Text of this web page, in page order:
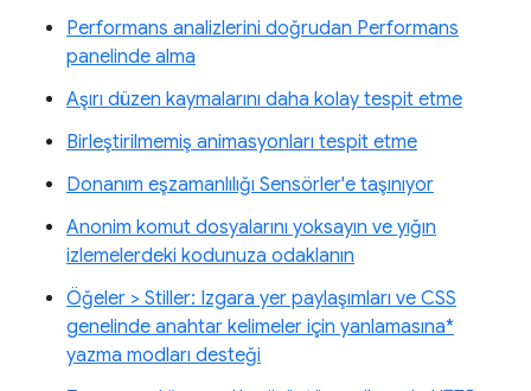
Performans analizlerini doğrudan Performans
panelinde alma
Aşırı düzen kaymalarını daha kolay tespit etme
Birleştirilmemiş animasyonları tespit etme
Donanım eşzamanlılığı Sensörler'e taşınıyor
Anonim komut dosyalarını yoksayın ve yığın
izlemelerdeki kodunuza odaklanın
Öğeler > Stiller: Izgara yer paylaşımları ve CSS
genelinde anahtar kelimeler için yanlamasına*
yazma modları desteği